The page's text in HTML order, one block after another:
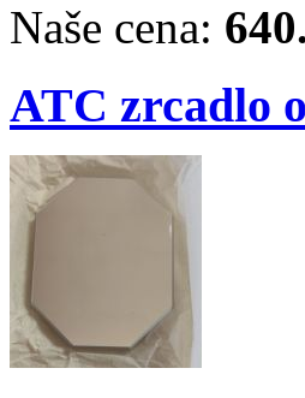
Naše cena:
ATC zrcadlo